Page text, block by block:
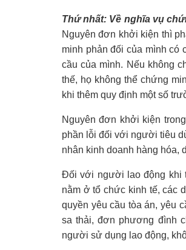
Thứ nhất: Về nghĩa vụ
Nguyên đơn khởi kiện thì
minh phản đối của mình có
cầu của mình. Nếu không
thế, họ không thể chứng
khi thêm quy định một số
Nguyên đơn khởi kiện
phần lỗi đối với người tiêu
nhân kinh doanh hàng hóa,
Đối với người lao động khi
nằm ở tổ chức kinh tế, các
quyền yêu cầu tòa án, yêu
sa thải, đơn phương đình
người sử dụng lao động,